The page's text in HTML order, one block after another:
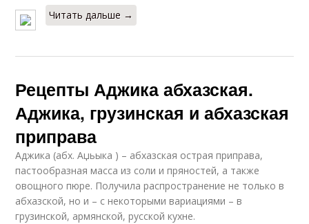
Читать дальше →
Рецепты Аджика абхазская.
Аджика, грузинская и абхазская
приправа
Аджика (абх. Аџьыка ) – абхазская острая приправа,
пастообразная масса из соли и пряностей, а также
овощного пюре. Получила распространение не только в
абхазской, но и – с некоторыми вариациями – в
грузинской, армянской, русской кухне.